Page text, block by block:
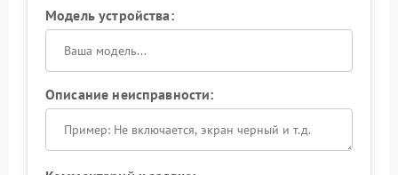
Модель устройства:
Описание неисправности: